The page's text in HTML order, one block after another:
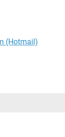
(Hotmail)